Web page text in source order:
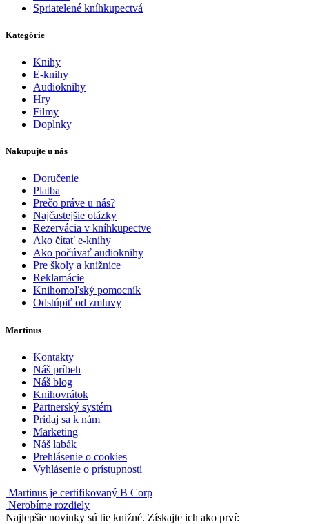
Spriatelené kníhkupectvá
Kategórie
Knihy
E-knihy
Audioknihy
Hry
Filmy
Doplnky
Nakupujte u nás
Doručenie
Platba
Prečo práve u nás?
Najčastejšie otázky
Rezervácia v kníhkupectve
Ako čítať e-knihy
Ako počúvať audioknihy
Pre školy a knižnice
Reklamácie
Knihomoľský pomocník
Odstúpiť od zmluvy
Martinus
Kontakty
Náš príbeh
Náš blog
Knihovrátok
Partnerský systém
Pridaj sa k nám
Marketing
Náš labák
Prehlásenie o cookies
Vyhlásenie o prístupnosti
Martinus je certifikovaný B Corp
Nerobíme rozdiely
Najlepšie novinky sú tie knižné. Získajte ich ako prví: